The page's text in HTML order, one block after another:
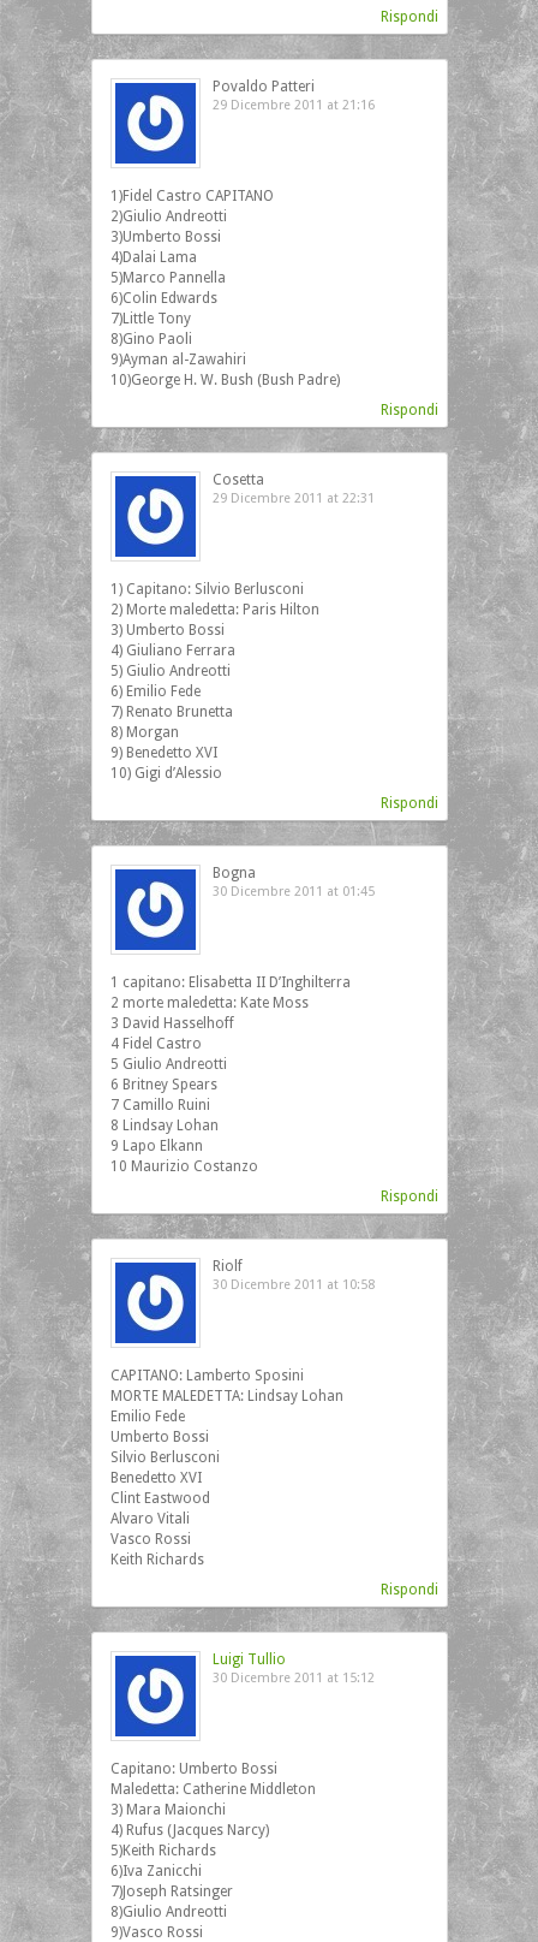
Rispondi
Povaldo Patteri
29 Dicembre 2011 at 21:16
1)Fidel Castro CAPITANO
2)Giulio Andreotti
3)Umberto Bossi
4)Dalai Lama
5)Marco Pannella
6)Colin Edwards
7)Little Tony
8)Gino Paoli
9)Ayman al-Zawahiri
10)George H. W. Bush (Bush Padre)
Rispondi
Cosetta
29 Dicembre 2011 at 22:31
1) Capitano: Silvio Berlusconi
2) Morte maledetta: Paris Hilton
3) Umberto Bossi
4) Giuliano Ferrara
5) Giulio Andreotti
6) Emilio Fede
7) Renato Brunetta
8) Morgan
9) Benedetto XVI
10) Gigi d’Alessio
Rispondi
Bogna
30 Dicembre 2011 at 01:45
1 capitano: Elisabetta II D’Inghilterra
2 morte maledetta: Kate Moss
3 David Hasselhoff
4 Fidel Castro
5 Giulio Andreotti
6 Britney Spears
7 Camillo Ruini
8 Lindsay Lohan
9 Lapo Elkann
10 Maurizio Costanzo
Rispondi
Riolf
30 Dicembre 2011 at 10:58
CAPITANO: Lamberto Sposini
MORTE MALEDETTA: Lindsay Lohan
Emilio Fede
Umberto Bossi
Silvio Berlusconi
Benedetto XVI
Clint Eastwood
Alvaro Vitali
Vasco Rossi
Keith Richards
Rispondi
Luigi Tullio
30 Dicembre 2011 at 15:12
Capitano: Umberto Bossi
Maledetta: Catherine Middleton
3) Mara Maionchi
4) Rufus (Jacques Narcy)
5)Keith Richards
6)Iva Zanicchi
7)Joseph Ratsinger
8)Giulio Andreotti
9)Vasco Rossi